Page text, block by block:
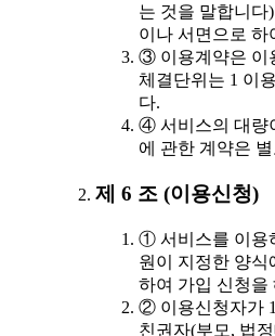
는 것을 말합니다)
이나 서면으로 하
③ 이용계약은 이
체결단위는 1 이
다.
④ 서비스의 대량
에 관한 계약은
제 6 조 (이용신청)
① 서비스를 이용
원이 지정한 양식
하여 가입 신청을
② 이용신청자가
친권자(부모, 법